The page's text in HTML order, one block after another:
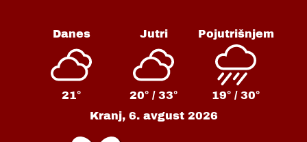
Danes
21°
Jutri
20° / 33°
Pojutrišnjem
19° / 30°
Kranj, 6. avgust 2026